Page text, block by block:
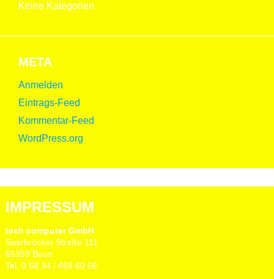
Keine Kategorien
META
Anmelden
Eintrags-Feed
Kommentar-Feed
WordPress.org
IMPRESSUM
tech computer GmbH
Saarbrücker Straße 111
66359 Bous
Tel. 0 68 34 / 468 60 66